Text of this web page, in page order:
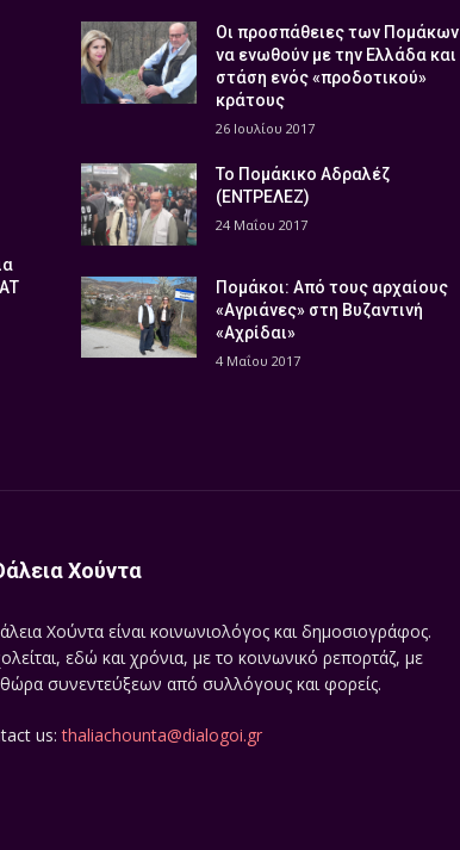
Οι προσπάθειες των Πομάκων
να ενωθούν με την Ελλάδα και
στάση ενός «προδοτικού»
κράτους
26 Ιουλίου 2017
Το Πομάκικο Αδραλέζ
(ΕΝΤΡΕΛΕΖ)
24 Μαΐου 2017
Πομάκοι: Από τους αρχαίους
«Αγριάνες» στη Βυζαντινή
«Αχρίδαι»
4 Μαΐου 2017
Χούντα
Χούντα είναι κοινωνιολόγος και δημοσιογράφος.
εδώ και χρόνια, με το κοινωνικό ρεπορτάζ, με
συνεντεύξεων από συλλόγους και φορείς.
us:thaliachounta@dialogoi.gr